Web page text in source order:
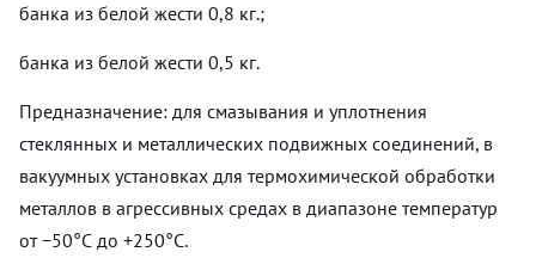
банка из белой жести 0,8 кг.;
банка из белой жести 0,5 кг.
Предназначение: для смазывания и уплотнения
стеклянных и металлических подвижных соединений, в
вакуумных установках для термохимической обработки
металлов в агрессивных средах в диапазоне температур
от −50°С до +250°С.